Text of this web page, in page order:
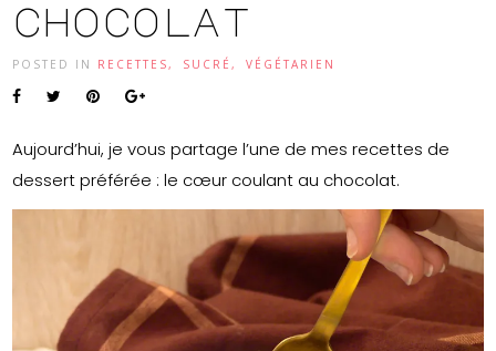
chocolat
POSTED IN RECETTES, SUCRÉ, VÉGÉTARIEN
Aujourd’hui, je vous partage l’une de mes recettes de
dessert préférée : le cœur coulant au chocolat.